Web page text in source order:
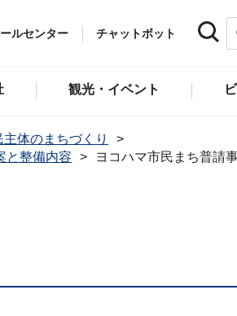
ルセンター チャットボット
観光・イベント
主体のまちづくり
と整備内容 ヨコハマ市民まち普請